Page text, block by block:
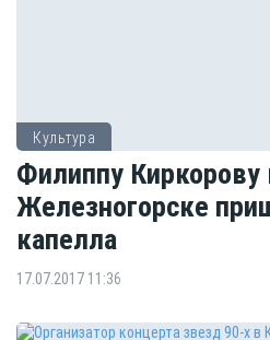
Культура
Филиппу Киркорову
Железногорске
капелла
17.07.2017 11:36